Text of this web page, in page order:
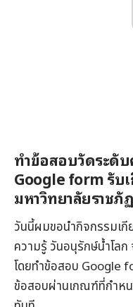
ทำข้อสอบวัดระดับ
Google form รับ
มหาวิทยาลัยราช
วันนี้ผมขอนำกิจกรรมเ
ความรู้ วันอนุรักษ์น้ำโล
โดยทำข้อสอบ Google
ข้อสอบผ่านเกณฑ์ที่กำหน